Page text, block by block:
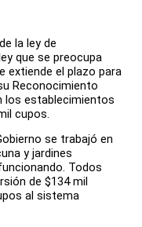
la ley de
que se preocupa
extiende el plazo para
Reconocimiento
los establecimientos
cupos.
se trabajó en
y jardines
Todos
de $134 mil
al sistema